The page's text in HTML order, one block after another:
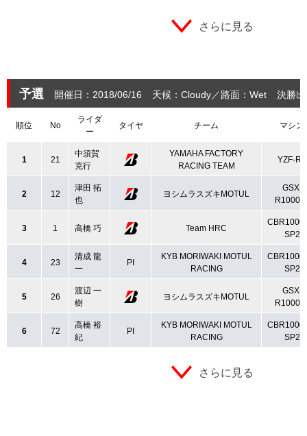
さらに見る
予選 開催日：2018/06/16 天候：Cloudy 路面：Wet 決勝
順位 No
ライダ
ー
タイヤ チーム マシン
1 21
中須賀
克行
YAMAHA FACTORY
RACING TEAM
YZF-R1
2 12
津田 拓
也
ヨシムラスズキMOTUL
GSX-
3 1 高橋 巧 Team HRC
SP2
4 23
清成 龍
一
PI
KYB MORIWAKI MOTUL
RACING
SP2
5 26
渡辺 一
樹
ヨシムラスズキMOTUL
GSX-
6 72
高橋 裕
紀
PI
KYB MORIWAKI MOTUL
RACING
SP2
さらに見る